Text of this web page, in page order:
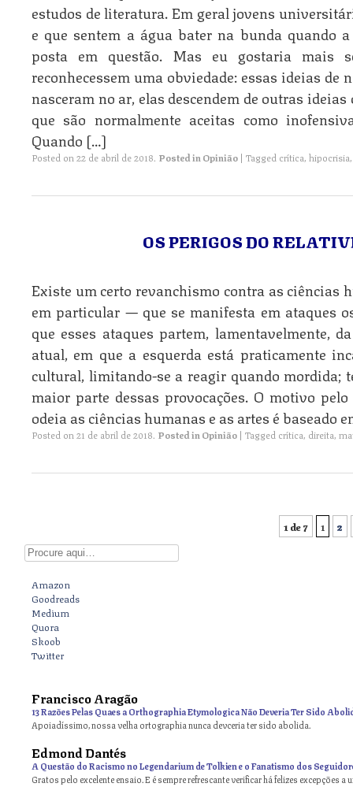
estudos de literatura. Em geral jovens
e que sentem a água bater na bunda quando
posta em questão. Mas eu gostaria mais
reconhecessem uma obviedade: essas ideias de
nasceram no ar, elas descendem de outras
que são normalmente aceitas como
Quando […]
Posted on 22 de abril de 2018. Posted in Opinião | Tagged crítica, hipocrisia
OS PERIGOS DO
Existe um certo revanchismo contra as ciências
em particular — que se manifesta em ataques
que esses ataques partem, lamentavelmente,
atual, em que a esquerda está praticamente
cultural, limitando-se a reagir quando mordida;
maior parte dessas provocações. O motivo
odeia as ciências humanas e as artes é baseado
Posted on21 de abril de 2018. Posted inOpinião | Tagged crítica, direita,
1 de 7 1 2
Digite aqui
Amazon
Goodreads
Medium
Quora
Skoob
Twitter
Francisco Aragão
13 Razões Pelas Quaes a Orthographia Etymologica Não Deveria Ter Sido
Apoiadíssimo, nossa velha ortographia nunca devceria ter sido abolida.
Edmond Dantés
A Questão do Racismo no Legendarium de Tolkien e o Fanatismo dos
Gratos pelo excelente ensaio. E é sempre refrescante verificar há felizes excepções a